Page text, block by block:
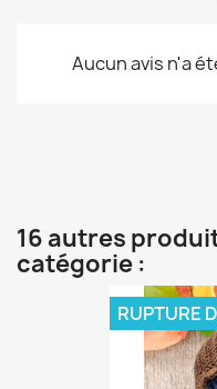
Aucun avis n'a
16 autres
catégorie :
RUPTURE